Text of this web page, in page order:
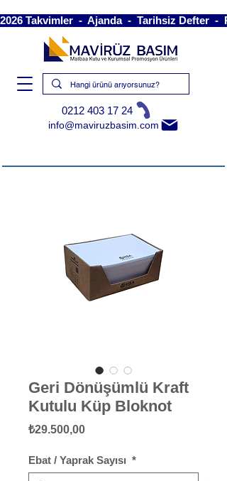
2026 Takvimler  -  Ajanda  -  Tarihsiz Defter
0212 403 17 24
info@maviruzbasim.com
Geri Dönüşümlü Kraft
Kutulu Küp Bloknot
₺29.500,00Fiyat
Ebat / Yaprak Sayısı *